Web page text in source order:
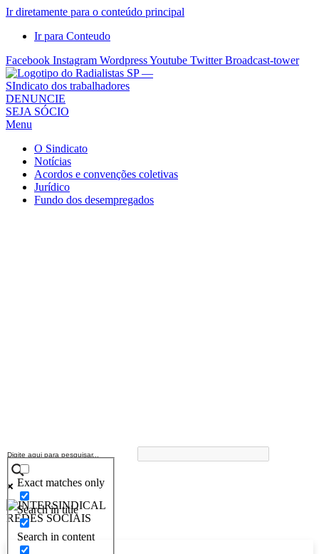
Ir diretamente para o conteúdo principal
Ir para Conteudo
Facebook Instagram WordpressYoutube Twitter Broadcast-tower
Sindicato
dos
Radialistas
São
Paulo
Sindicato
DENUNCIE
SEJA SÓCIO
Menu
O Sindicato
Notícias
Acordos e convenções coletivas
Jurídico
Fundo dos desempregados
Exact matches only
Search in title
Search in content